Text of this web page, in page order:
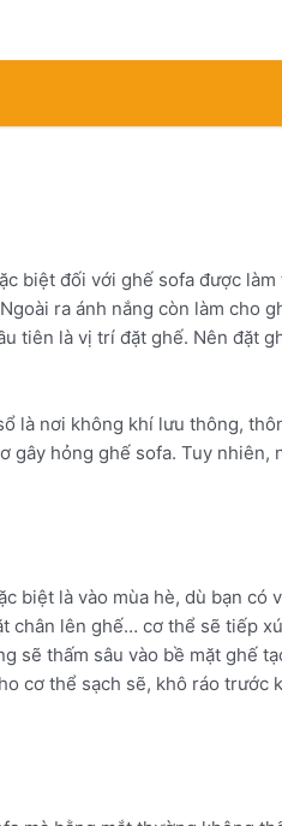
biệt đối với ghế sofa được làm
ra ánh nắng còn làm cho
tiên là vị trí đặt ghế. Nên đặt
là nơi không khí lưu thông,
gây hỏng ghế sofa. Tuy nhiên,
biệt là vào mùa hè, dù bạn có
chân lên ghế… cơ thể sẽ tiếp
sẽ thấm sâu vào bề mặt ghế
cơ thể sạch sẽ, khô ráo trước